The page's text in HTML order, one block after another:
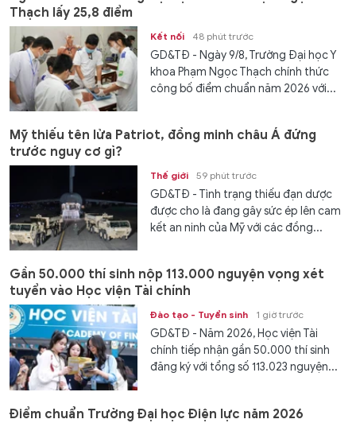
Thạch lấy 25,8 điểm
Kết nối 48 phút trước
GD&TĐ - Ngày 9/8, Trường Đại học Y
khoa Phạm Ngọc Thạch chính thức
công bố điểm chuẩn năm 2026 với...
Mỹ thiếu tên lửa Patriot, đồng minh châu Á đứng
trước nguy cơ gì?
Thế giới 59 phút trước
GD&TĐ - Tình trạng thiếu đạn dược
được cho là đang gây sức ép lên cam
kết an ninh của Mỹ với các đồng...
Gần 50.000 thí sinh nộp 113.000 nguyện vọng xét
tuyển vào Học viện Tài chính
Đào tạo - Tuyển sinh 1 giờ trước
GD&TĐ - Năm 2026, Học viện Tài
chính tiếp nhận gần 50.000 thí sinh
đăng ký với tổng số 113.023 nguyện...
Điểm chuẩn Trường Đại học Điện lực năm 2026